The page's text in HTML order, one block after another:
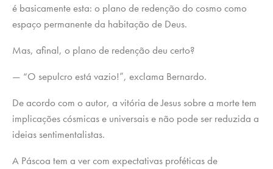
é basicamente esta: o plano de redenção do cosmo como
espaço permanente da habitação de Deus.
Mas, afinal, o plano de redenção deu certo?
— “O sepulcro está vazio!”, exclama Bernardo.
De acordo com o autor, a vitória de Jesus sobre a morte tem
implicações cósmicas e universais e não pode ser reduzida a
ideias sentimentalistas.
A Páscoa tem a ver com expectativas proféticas de